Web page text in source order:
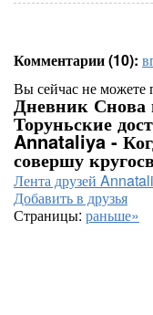
Комментарии (10):
Вы сейчас не можете
Дневник
Торуньские
Annataliya -
совершу
Лента друзей
Добавить в друзья
Страницы: раньше»